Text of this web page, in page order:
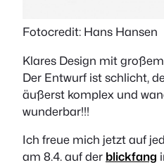
Fotocredit: Hans Hansen
Klares Design mit
Der Entwurf ist schlicht,
äußerst komplex und
wunderbar!!!
Ich freue mich jetzt auf
am 8.4. auf der blickfang